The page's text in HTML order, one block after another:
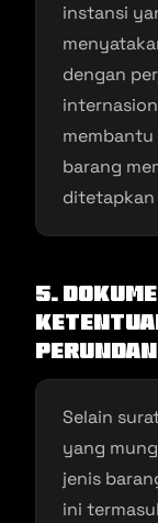
instansi
dengan
membantu
barang
ditetapkan
5.
Selain
yang
jenis
ini